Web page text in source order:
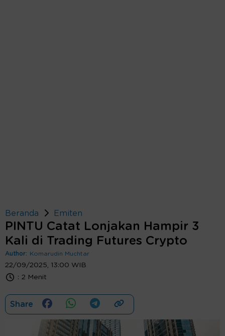
Beranda Emiten
PINTU Catat Lonjakan Hampir 3
Kali di Trading Futures Crypto
Author: Komarudin Muchtar
22/09/2025, 13:00 WIB
: 2 Menit
Share